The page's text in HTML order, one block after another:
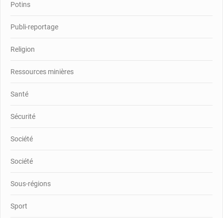
Potins
Publi-reportage
Religion
Ressources minières
Santé
Sécurité
Société
Société
Sous-régions
Sport